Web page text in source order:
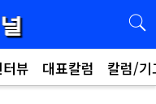
뷰 대표칼럼 칼럼/기